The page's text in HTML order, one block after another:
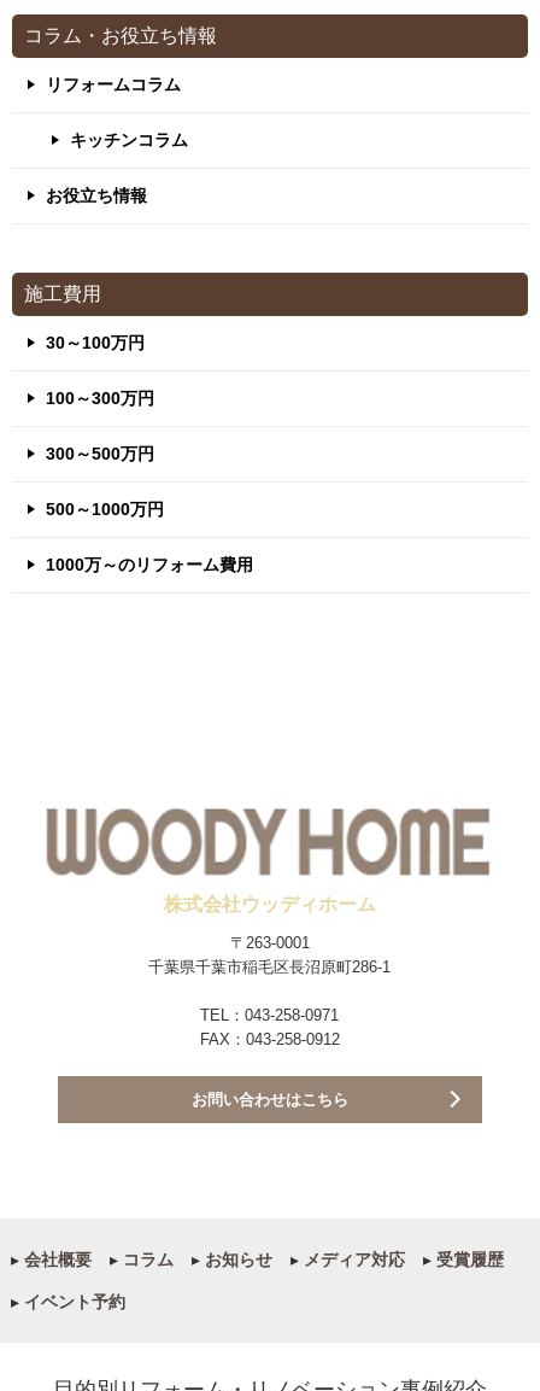
コラム・お役立ち情報
リフォームコラム
キッチンコラム
お役立ち情報
施工費用
30～100万円
100～300万円
300～500万円
500～1000万円
1000万～のリフォーム費用
株式会社ウッディホーム
〒263-0001
千葉県千葉市稲毛区長沼原町286-1
TEL：043-258-0971
FAX：043-258-0912
お問い合わせはこちら
▸会社概要 ▸コラム ▸お知らせ ▸メディア対応 ▸受賞履歴
▸イベント予約